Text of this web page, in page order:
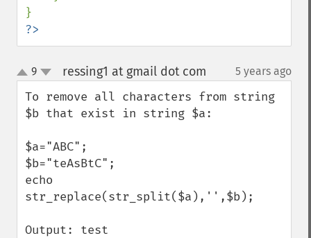
?>
up
down
9 ressing1 at gmail dot com 5 years ago
To remove all characters from string
$b that exist in string $a:
$a="ABC";
$b="teAsBtC";
echo
str_replace(str_split($a),'',$b);
Output: test